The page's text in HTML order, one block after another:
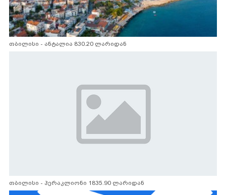
თბილისი - ანტალია 830.20 ლარიდან
თბილისი - ჰერაკლიონი 1835.90 ლარიდან